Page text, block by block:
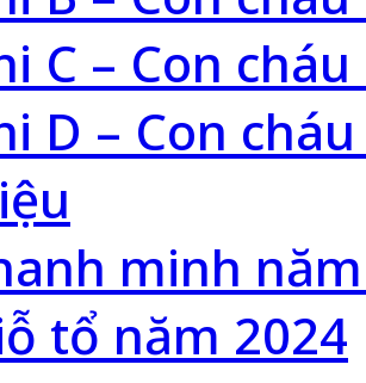
C – Con
D – Con
minh
tổ năm 2024